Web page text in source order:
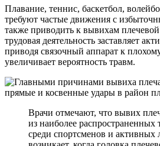
Плавание, теннис, баскетбол,
требуют частые движения с
также приводить к вывихам
трудовая деятельность заставляет
приводя связочный аппарат к
увеличивает вероятность травм.
Врачи отмечают, что вывих
из наиболее распространенных
среди спортсменов и активных